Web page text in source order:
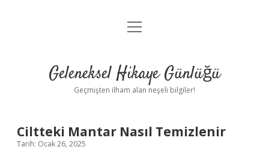
Anasayfa
Yasal Uyarı
menüyü
Geleneksel Hikaye Günlüğü
Geçmişten ilham alan neşeli bilgiler!
Ciltteki Mantar Nasıl Temizlenir
Tarih: Ocak 26, 2025